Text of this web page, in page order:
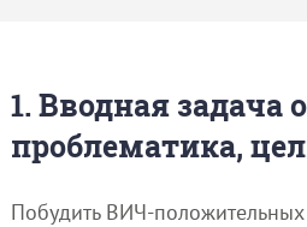
1. Вводная задача
проблематика,
Побудить ВИЧ-положительных